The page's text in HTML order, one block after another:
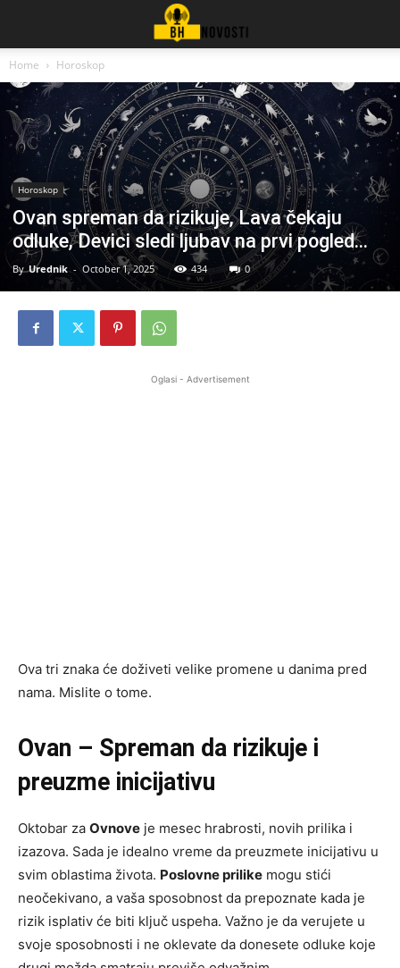
Home Horoskop
Horoskop
Ovan spreman da rizikuje, Lava čekaju
odluke, Devici sledi ljubav na prvi pogled…
By Urednik - October 1, 2025 434 0
Oglasi - Advertisement
Ova tri znaka će doživeti velike promene u danima pred
nama. Mislite o tome.
Ovan – Spreman da rizikuje i
preuzme inicijativu
Oktobar za Ovnove je mesec hrabrosti, novih prilika i
izazova. Sada je idealno vreme da preuzmete inicijativu u
svim oblastima života. Poslovne prilike mogu stići
neočekivano, a vaša sposobnost da prepoznate kada je
rizik isplativ će biti ključ uspeha. Važno je da verujete u
svoje sposobnosti i ne oklevate da donesete odluke koje